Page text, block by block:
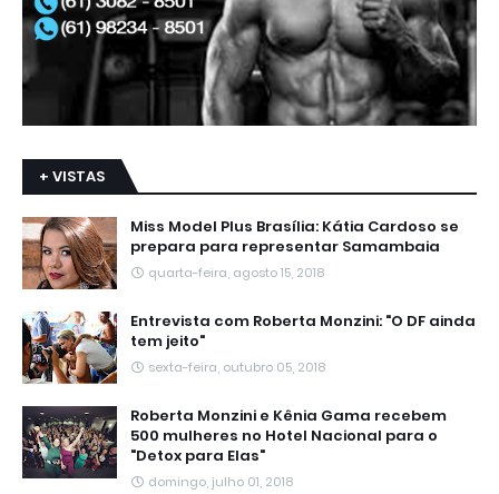
+ VISTAS
Miss Model Plus Brasília: Kátia Cardoso se
prepara para representar Samambaia
quarta-feira, agosto 15, 2018
Entrevista com Roberta Monzini: "O DF ainda
tem jeito"
sexta-feira, outubro 05, 2018
Roberta Monzini e Kênia Gama recebem
500 mulheres no Hotel Nacional para o
"Detox para Elas"
domingo, julho 01, 2018